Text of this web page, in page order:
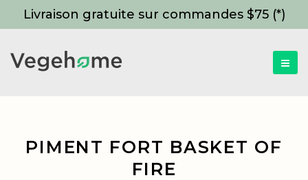
Livraison gratuite sur commandes $75 (*)
PIMENT FORT BASKET OF
FIRE